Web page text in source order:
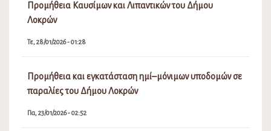
Προμήθεια Καυσίμων και Λιπαντικών του Δήμου
Λοκρών
Τε, 28/01/2026 - 01:28
Προμήθεια και εγκατάσταση ημί–μόνιμων υποδομών σε
παραλίες του Δήμου Λοκρών
Πα, 23/01/2026 - 02:52